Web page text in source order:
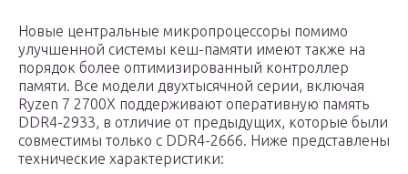
Новые центральные микропроцессоры помимо
улучшенной системы кеш-памяти имеют также на
порядок более оптимизированный контроллер
памяти. Все модели двухтысячной серии, включая
Ryzen 7 2700X поддерживают оперативную память
DDR4-2933, в отличие от предыдущих, которые были
совместимы только с DDR4-2666. Ниже представлены
технические характеристики: